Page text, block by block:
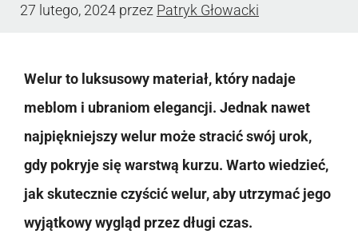
27 lutego, 2024 przez Patryk Głowacki
Welur to luksusowy materiał, który nadaje
meblom i ubraniom elegancji. Jednak nawet
najpiękniejszy welur może stracić swój urok,
gdy pokryje się warstwą kurzu. Warto wiedzieć,
jak skutecznie czyścić welur, aby utrzymać jego
wyjątkowy wygląd przez długi czas.